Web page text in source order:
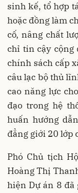
sinh kế, tổ hợp
hoặc đồng làm
cố, nâng chất
chỉ tin cậy cộng
chính sách cấp
câu lạc bộ thủ
cao năng lực
đạo trong hệ
huấn hướng
đẳng giới 20 lớp
Phó Chủ tịch
Hoàng Thị
hiện Dự án 8 đã